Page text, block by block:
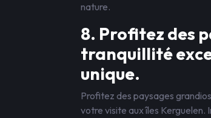
nature.
8. Profitez des
tranquillité
unique.
Profitez des paysages
votre visite aux îles